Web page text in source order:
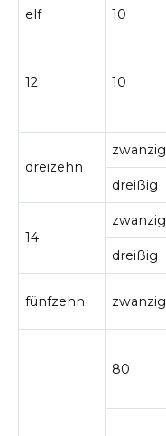
elf 10
12 10
dreizehn
zwanzig
dreißig
14
zwanzig
dreißig
fünfzehn zwanzig
80